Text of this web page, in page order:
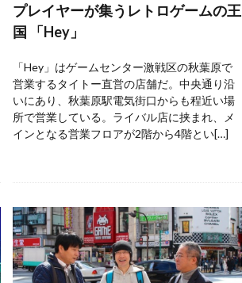
プレイヤーが集うレトロゲームの王
国 「Hey」
「Hey」はゲームセンター激戦区の秋葉原で
営業するタイトー直営の店舗だ。中央通り沿
いにあり、秋葉原駅電気街口からも程近い場
所で営業している。ライバル店に挟まれ、メ
インとなる営業フロアが2階から4階とい[…]